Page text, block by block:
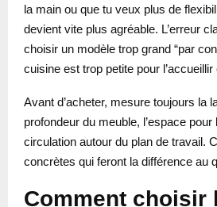
la main ou que tu veux plus de
devient vite plus agréable. L’erreur
choisir un modèle trop grand “par
cuisine est trop petite pour
Avant d’acheter, mesure toujours la
profondeur du meuble, l’espace
circulation autour du plan de travail.
concrètes qui feront la différence au
Comment choisir